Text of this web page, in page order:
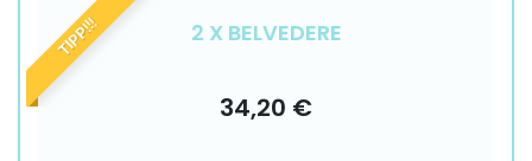
TIPP!!! 2 X BELVEDERE
34,20 €